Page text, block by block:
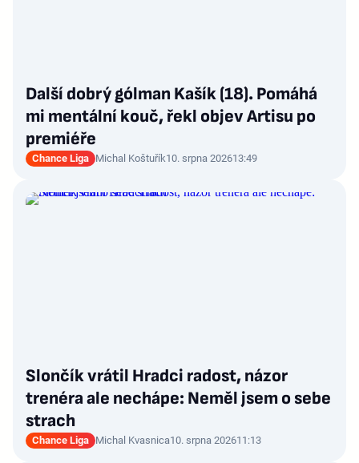
Další dobrý gólman Kašík (18). Pomáhá
mi mentální kouč, řekl objev Artisu po
premiéře
Chance Liga Michal Koštuřík10. srpna 202613:49
Slončík vrátil Hradci radost, názor
trenéra ale nechápe: Neměl jsem o sebe
strach
Chance Liga Michal Kvasnica10. srpna 202611:13